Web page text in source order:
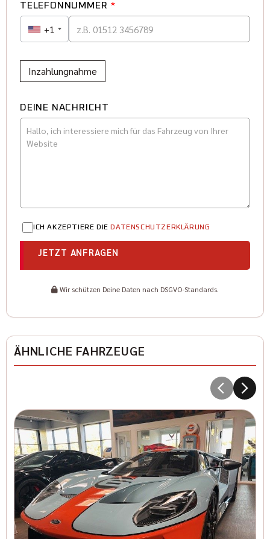
TELEFONNUMMER *
+1
Inzahlungnahme
DEINE NACHRICHT
ICH AKZEPTIERE DIE DATENSCHUTZERKLÄRUNG
JETZT ANFRAGEN
Wir schützen Deine Daten nach DSGVO-Standards.
ÄHNLICHE FAHRZEUGE